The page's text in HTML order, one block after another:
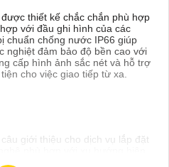
thiết kế chắc chắn phù hợp
với đầu ghi hình của các
chuẩn chống nước IP66 giúp
nghiệt đảm bảo độ bền cao với
cấp hình ảnh sắc nét và hỗ trợ
cho việc giao tiếp từ xa.
giới thiệu cho dịch vụ lắp đặt